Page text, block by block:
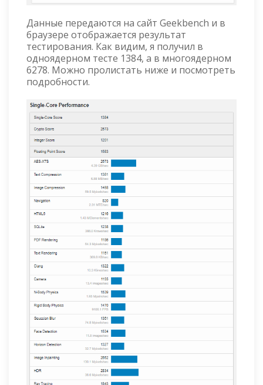
Данные передаются на сайт Geekbench и в
браузере отображается результат
тестирования. Как видим, я получил в
одноядерном тесте 1384, а в многоядерном
6278. Можно пролистать ниже и посмотреть
подробности.